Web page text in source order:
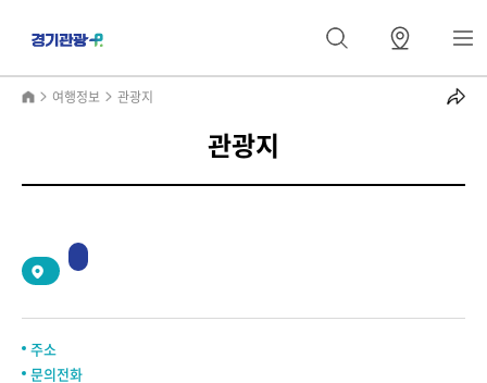
여행정보 관광지
관광지
주소
문의전화